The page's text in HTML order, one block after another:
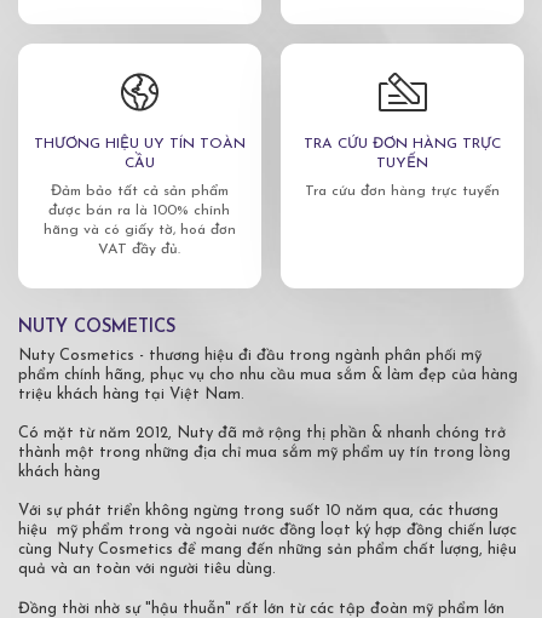
THƯƠNG HIỆU UY TÍN TOÀN
CẦU
Đảm bảo tất cả sản phẩm
được bán ra là 100% chính
hãng và có giấy tờ, hoá đơn
VAT đầy đủ.
TRA CỨU ĐƠN HÀNG TRỰC
TUYẾN
Tra cứu đơn hàng trực tuyến
NUTY COSMETICS
Nuty Cosmetics - thương hiệu đi đầu trong ngành phân phối mỹ
phẩm chính hãng, phục vụ cho nhu cầu mua sắm & làm đẹp của hàng
triệu khách hàng tại Việt Nam.
Có mặt từ năm 2012, Nuty đã mở rộng thị phần & nhanh chóng trở
thành một trong những địa chỉ mua sắm mỹ phẩm uy tín trong lòng
khách hàng
Với sự phát triển không ngừng trong suốt 10 năm qua, các thương
hiệu mỹ phẩm trong và ngoài nước đồng loạt ký hợp đồng chiến lược
cùng Nuty Cosmetics để mang đến những sản phẩm chất lượng, hiệu
quả và an toàn với người tiêu dùng.
Đồng thời nhờ sự "hậu thuẫn" rất lớn từ các tập đoàn mỹ phẩm lớn